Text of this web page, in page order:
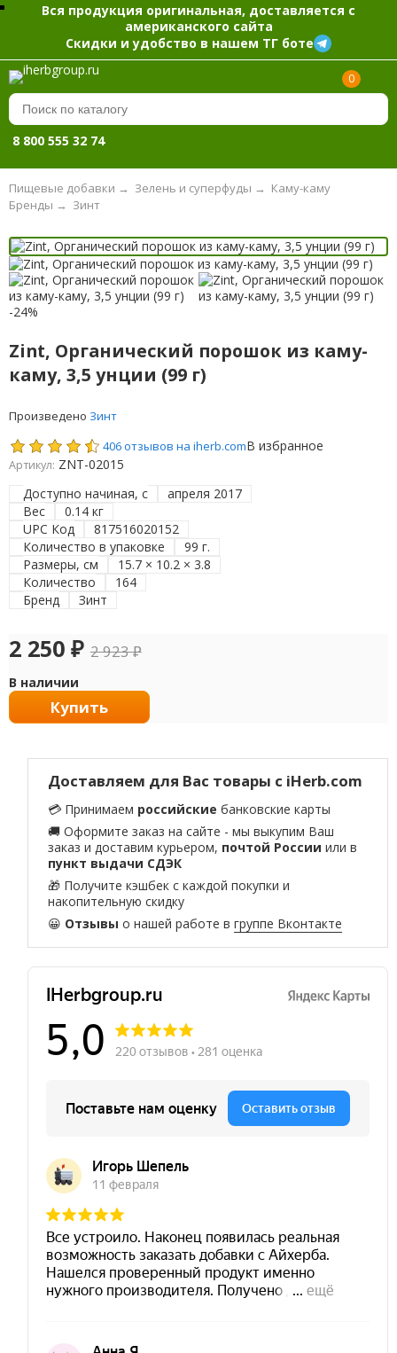
Вся продукция оригинальная, доставляется с
американского сайта
Скидки и удобство в нашем ТГ боте
0
8 800 555 32 74
Пищевые добавки → Зелень и суперфуды → Каму-каму
Зинт
Бренды →
-24%
Zint, Органический порошок из каму-
каму, 3,5 унции (99 г)
Произведено Зинт
406 отзывов на iherb.comВ избранное
Артикул: ZNT-02015
Доступно начиная, с
апреля 2017
Вес
0.14 кг
UPC Код
817516020152
Количество в упаковке
99 г.
Размеры, см
15.7 × 10.2 × 3.8
Количество
164
Бренд
Зинт
2 250 ₽ 2 923₽
В наличии
Купить
Доставляем для Вас товары с iHerb.com
💳 Принимаем российские банковские карты
🚚 Оформите заказ на сайте - мы выкупим Ваш
заказ и доставим курьером, почтой России или в
пункт выдачи СДЭК
🎁 Получите кэшбек с каждой покупки и
накопительную скидку
😀 Отзывы о нашей работе вгруппе Вконтакте